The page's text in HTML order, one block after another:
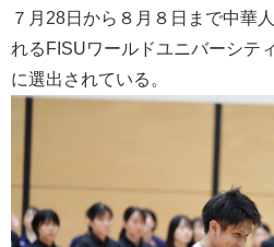
７月28日から８月８日まで中華
れるFISUワールドユニバーシテ
に選出されている。